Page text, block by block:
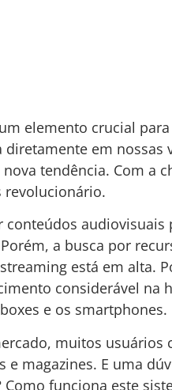
elemento crucial
em nossas
tendência. Com a
revolucionário.
conteúdos
a busca por
está em alta.
considerável na
e os smartphones.
muitos usuários
e magazines. E uma
Como funciona este